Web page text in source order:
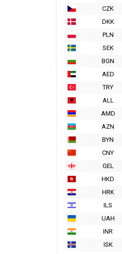
CZK
DKK
PLN
SEK
BGN
AED
TRY
ALL
AMD
AZN
BYN
CNY
GEL
HKD
HRK
ILS
UAH
INR
ISK